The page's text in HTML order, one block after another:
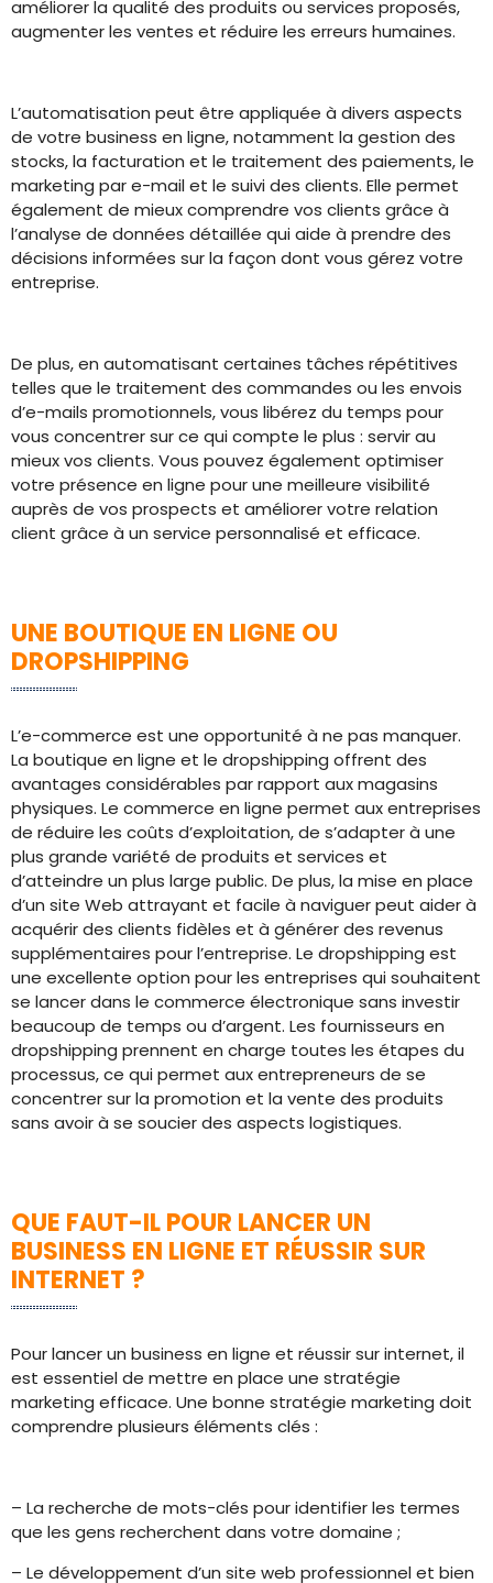
améliorer la qualité des produits ou services proposés,
augmenter les ventes et réduire les erreurs humaines.
L’automatisation peut être appliquée à divers aspects
de votre business en ligne, notamment la gestion des
stocks, la facturation et le traitement des paiements, le
marketing par e-mail et le suivi des clients. Elle permet
également de mieux comprendre vos clients grâce à
l’analyse de données détaillée qui aide à prendre des
décisions informées sur la façon dont vous gérez votre
entreprise.
De plus, en automatisant certaines tâches répétitives
telles que le traitement des commandes ou les envois
d’e-mails promotionnels, vous libérez du temps pour
vous concentrer sur ce qui compte le plus : servir au
mieux vos clients. Vous pouvez également optimiser
votre présence en ligne pour une meilleure visibilité
auprès de vos prospects et améliorer votre relation
client grâce à un service personnalisé et efficace.
UNE BOUTIQUE EN LIGNE OU
DROPSHIPPING
L’e-commerce est une opportunité à ne pas manquer.
La boutique en ligne et le dropshipping offrent des
avantages considérables par rapport aux magasins
physiques. Le commerce en ligne permet aux entreprises
de réduire les coûts d’exploitation, de s’adapter à une
plus grande variété de produits et services et
d’atteindre un plus large public. De plus, la mise en place
d’un site Web attrayant et facile à naviguer peut aider à
acquérir des clients fidèles et à générer des revenus
supplémentaires pour l’entreprise. Le dropshipping est
une excellente option pour les entreprises qui souhaitent
se lancer dans le commerce électronique sans investir
beaucoup de temps ou d’argent. Les fournisseurs en
dropshipping prennent en charge toutes les étapes du
processus, ce qui permet aux entrepreneurs de se
concentrer sur la promotion et la vente des produits
sans avoir à se soucier des aspects logistiques.
QUE FAUT-IL POUR LANCER UN
BUSINESS EN LIGNE ET RÉUSSIR SUR
INTERNET ?
Pour lancer un business en ligne et réussir sur internet, il
est essentiel de mettre en place une stratégie
marketing efficace. Une bonne stratégie marketing doit
comprendre plusieurs éléments clés :
– La recherche de mots-clés pour identifier les termes
que les gens recherchent dans votre domaine ;
– Le développement d’un site web professionnel et bien